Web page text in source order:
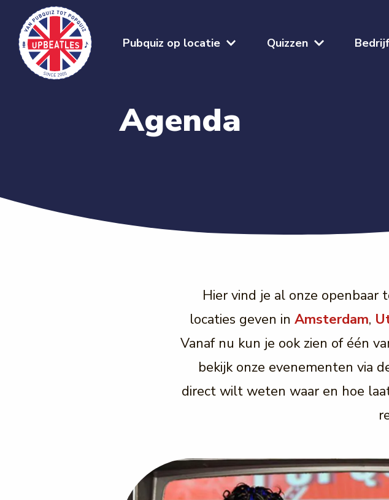
Pubquiz op locatie Quizzen
Agenda
Hier vind je al onze openbaar
locaties geven in Amsterdam,
Vanaf nu kun je ook zien of één
bekijk onze evenementen via
direct wilt weten waar en hoe